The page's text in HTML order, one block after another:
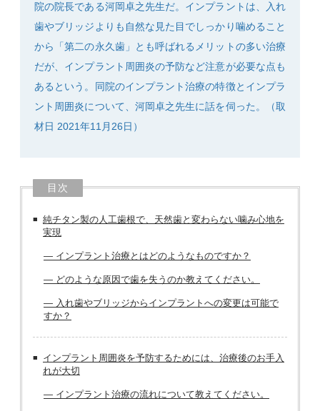
院の院長である河岡卓之先生だ。インプラントは、入れ
歯やブリッジよりも自然な見た目でしっかり噛めること
から「第二の永久歯」とも呼ばれるメリットの多い治療
だが、インプラント周囲炎の予防など注意が必要な点も
あるという。同院のインプラント治療の特徴とインプラ
ント周囲炎について、河岡卓之先生に話を伺った。（取
材日 2021年11月26日）
目次
純チタン製の人工歯根で、天然歯と変わらない噛み心地を
実現
― インプラント治療とはどのようなものですか？
― どのような原因で歯を失うのか教えてください。
― 入れ歯やブリッジからインプラントへの変更は可能で
すか？
インプラント周囲炎を予防するためには、治療後のお手入
れが大切
― インプラント治療の流れについて教えてください。